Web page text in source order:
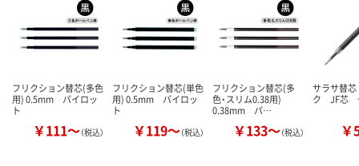
フリクション替芯(多色
用) 0.5mm パイロッ
ト
￥111～（税込）
フリクション替芯(単色
用) 0.5mm パイロッ
ト
￥119～（税込）
フリクション替芯(多
色・スリム0.38用)
0.38mm パ…
￥133～（税込）
サラサ替
ク JF芯
￥